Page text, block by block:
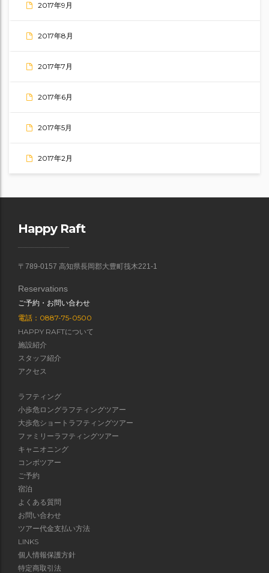
2017年9月
2017年8月
2017年7月
2017年6月
2017年5月
2017年2月
Happy Raft
〒789-0157 高知県長岡郡大豊町筏木221-1
Reservations
ご予約・お問い合わせ
電話：0887-75-0500
HAPPY RAFTについて
施設紹介
スタッフ紹介
アクセス
ラフティング
小歩危ロングラフティングツアー
大歩危ショートラフティングツアー
ファミリーラフティングツアー
キャニオニング
コンボツアー
ご予約
宿泊
よくある質問
お問い合わせ
ツアー代金支払い方法
LINKS
個人情報保護方針
特定商取引法